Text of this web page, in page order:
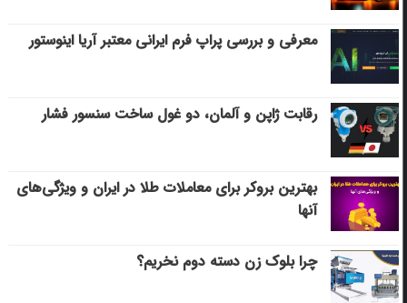
معرفی و بررسی پراپ فرم ایرانی معتبر آریا اینوستور
رقابت ژاپن و آلمان، دو غول ساخت سنسور فشار
بهترین بروکر برای معاملات طلا در ایران و ویژگی‌های
آنها
چرا بلوک زن دسته دوم نخریم؟